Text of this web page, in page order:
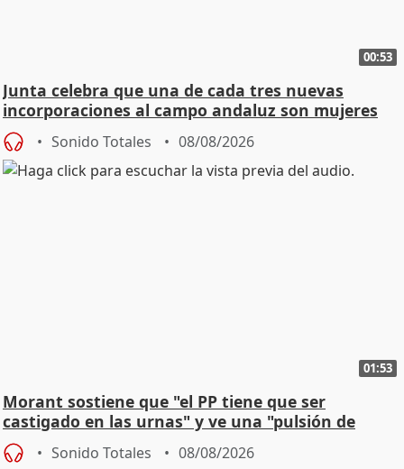
00:53
Junta celebra que una de cada tres nuevas
incorporaciones al campo andaluz son mujeres
jóvenes
Sonido Totales 08/08/2026
01:53
Morant sostiene que "el PP tiene que ser
castigado en las urnas" y ve una "pulsión de
cambio"
Sonido Totales 08/08/2026